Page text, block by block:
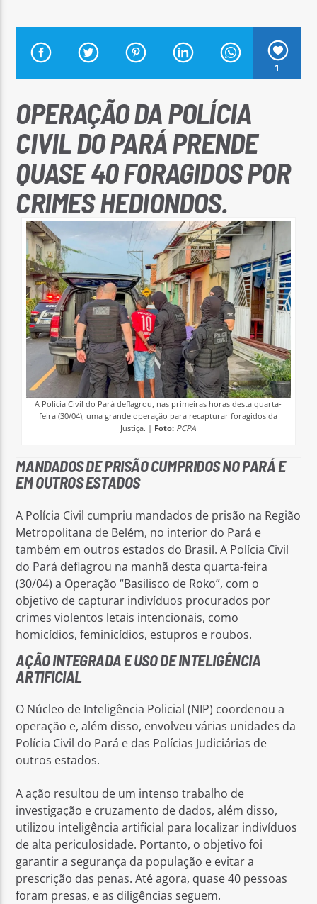
Arara Azul FM
1
OPERAÇÃO DA POLÍCIA
CIVIL DO PARÁ PRENDE
QUASE 40 FORAGIDOS POR
CRIMES HEDIONDOS.
A Polícia Civil do Pará deflagrou, nas primeiras horas desta quarta-
feira (30/04), uma grande operação para recapturar foragidos da
Justiça. | Foto: PCPA
MANDADOS DE PRISÃO CUMPRIDOS NO PARÁ E
EM OUTROS ESTADOS
A Polícia Civil cumpriu mandados de prisão na Região
Metropolitana de Belém, no interior do Pará e
também em outros estados do Brasil. A Polícia Civil
do Pará deflagrou na manhã desta quarta-feira
(30/04) a Operação “Basilisco de Roko”, com o
objetivo de capturar indivíduos procurados por
crimes violentos letais intencionais, como
homicídios, feminicídios, estupros e roubos.
AÇÃO INTEGRADA E USO DE INTELIGÊNCIA
ARTIFICIAL
O Núcleo de Inteligência Policial (NIP) coordenou a
operação e, além disso, envolveu várias unidades da
Polícia Civil do Pará e das Polícias Judiciárias de
outros estados.
A ação resultou de um intenso trabalho de
investigação e cruzamento de dados, além disso,
utilizou inteligência artificial para localizar indivíduos
de alta periculosidade. Portanto, o objetivo foi
garantir a segurança da população e evitar a
prescrição das penas. Até agora, quase 40 pessoas
foram presas, e as diligências seguem.